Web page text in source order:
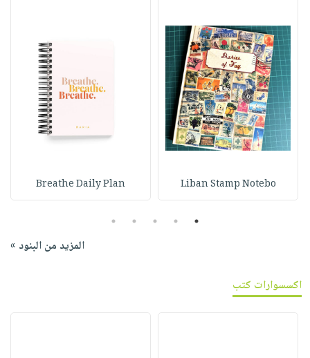
Liban Stamp Notebo
Breathe Daily Plan
1
2
3
4
5
المزيد من البنود »
اكسسوارات كتب